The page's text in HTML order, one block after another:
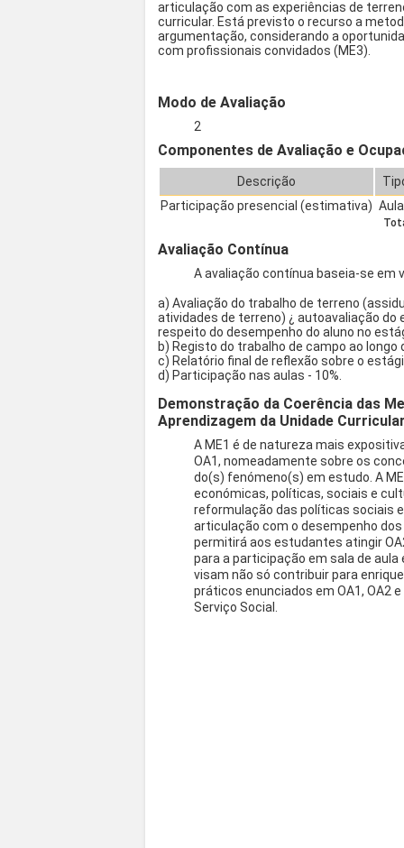
articulação com as experiências de
curricular. Está previsto o recurso a
argumentação, considerando a
com profissionais convidados (ME3).
Modo de Avaliação
2
Componentes de Avaliação e
Descrição
Participação presencial (estimativa)
Avaliação Contínua
A avaliação contínua baseia-se em
a) Avaliação do trabalho de terreno
atividades de terreno) ¿ autoavaliação
respeito do desempenho do aluno no
b) Registo do trabalho de campo ao longo
c) Relatório final de reflexão sobre o
d) Participação nas aulas - 10%.
Demonstração da Coerência das
Aprendizagem da Unidade
A ME1 é de natureza mais
OA1, nomeadamente sobre os
do(s) fenómeno(s) em estudo. A
económicas, políticas, sociais e
reformulação das políticas sociais
articulação com o desempenho
permitirá aos estudantes atingir
para a participação em sala de
visam não só contribuir para
práticos enunciados em OA1, OA2
Serviço Social.